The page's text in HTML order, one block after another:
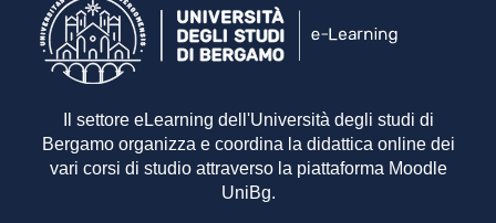
Il settore eLearning dell'Università degli studi di
Bergamo organizza e coordina la didattica online dei
vari corsi di studio attraverso la piattaforma Moodle
UniBg.